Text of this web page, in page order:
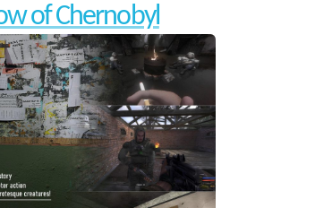
of Chernobyl